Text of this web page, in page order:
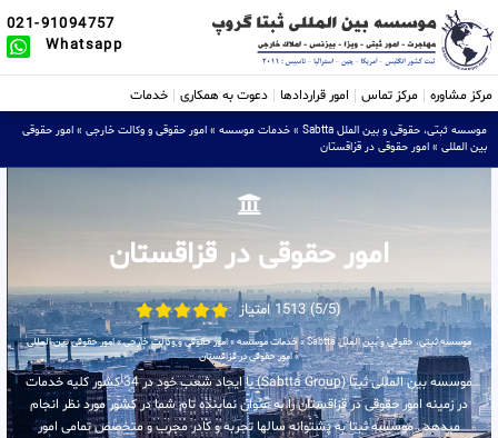
021-91094757
Whatsapp
مرکز مشاوره مرکز تماس امور قراردادها دعوت به همکاری خدمات
موسسه ثبتی، حقوقی و بین الملل Sabtta » خدمات موسسه » امور حقوقی و وکالت خارجی » امور حقوقی
بین المللی » امور حقوقی در قزاقستان
امور حقوقی در قزاقستان
(5/5) 1513 امتیاز
موسسه ثبتی، حقوقی و بین الملل Sabtta »خدمات موسسه»امور حقوقی و وکالت خارجی»امور حقوقی بین المللی
»امور حقوقی در قزاقستان
موسسه بین المللی ثبتا (Sabtta Group) با ایجاد شعب خود در 34 کشور کلیه خدمات
در زمینه امور حقوقی در قزاقستان را به عنوان نماینده تام شما در کشور مورد نظر انجام
میدهد . موسسه ثبتا به پشتوانه سالها تجربه و کادر مجرب و متخصص تمامی امور